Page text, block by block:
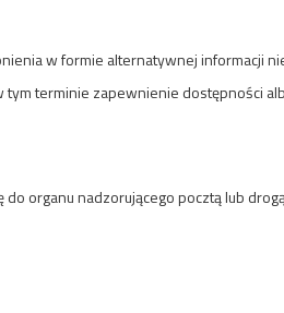
w formie alternatywnej informacji
terminie zapewnienie dostępności
organu nadzorującego pocztą lub